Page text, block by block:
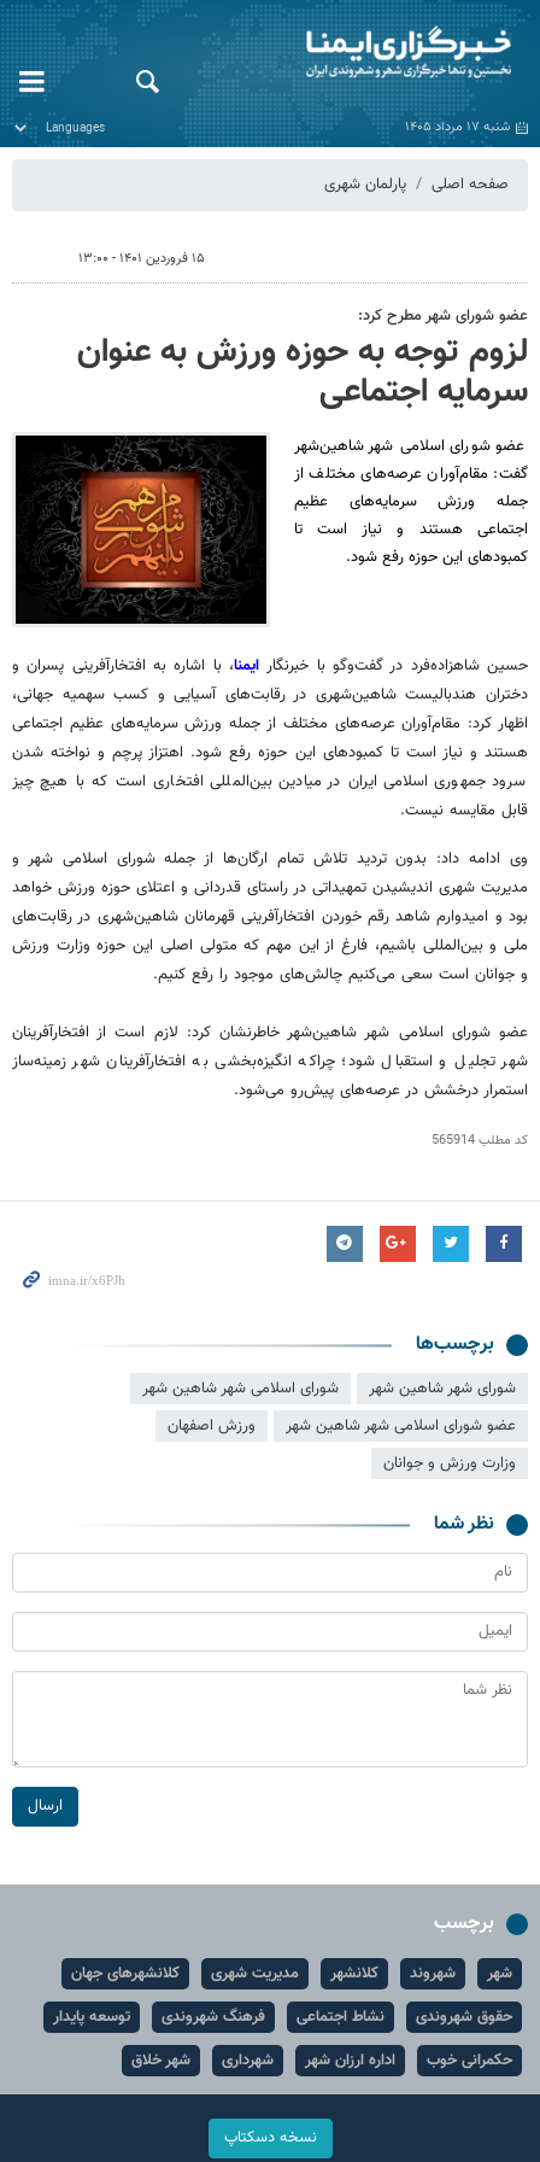
شنبه ۱۷ مرداد ۱۴۰۵
صفحه اصلی پارلمان شهری
۱۵ فروردین ۱۴۰۱ - ۱۳:۰۰
عضو شورای شهر مطرح کرد:
لزوم توجه به حوزه ورزش به عنوان
سرمایه اجتماعی
عضو شورای اسلامی شهر شاهین‌شهر
گفت: مقام‌آوران عرصه‌های مختلف از
جمله ورزش سرمایه‌های عظیم
اجتماعی هستند و نیاز است تا
کمبودهای این حوزه رفع شود.
حسین شاهزاده‌فرد در گفت‌وگو با خبرنگارایمنا، با اشاره به افتخارآفرینی پسران و
دختران هندبالیست شاهین‌شهری در رقابت‌های آسیایی و کسب سهمیه جهانی،
اظهار کرد: مقام‌آورانعرصه‌های مختلف از جمله ورزش سرمایه‌های عظیم اجتماعی
هستند و نیاز است تا کمبودهای این حوزه رفع شود. اهتزاز پرچم و نواخته شدن
سرود جمهوری اسلامی ایران در میادین بین‌المللی افتخاری است که با هیچ چیز
قابل مقایسه نیست.
وی ادامه داد: بدون تردید تلاش تمام ارگان‌ها از جمله شورای اسلامی شهر و
مدیریت شهری اندیشیدن تمهیداتی در راستای قدردانی و اعتلای حوزه ورزش خواهد
بود و امیدوارم شاهد رقم خوردن افتخارآفرینی قهرمانان شاهین‌شهری در رقابت‌های
ملی و بین‌المللی باشیم، فارغ از این مهم که متولی اصلی این حوزه وزارت ورزش
و جوانان است سعی می‌کنیم چالش‌های موجود را رفع کنیم.
عضو شورای اسلامی شهر شاهین‌شهر خاطرنشان کرد: لازم است از افتخارآفرینان
شهر تجلیل و استقبال شود؛ چراکه انگیزه‌بخشی به افتخارآفرینان شهر زمینه‌ساز
استمرار درخشش در عرصه‌های پیش‌رو می‌شود.
کد مطلب565914
برچسب‌ها
شورای شهر شاهین شهر
شورای اسلامی شهر شاهین شهر
عضو شورای اسلامی شهر شاهین شهر
ورزش اصفهان
وزارت ورزش و جوانان
نظر شما
ارسال
برچسب
شهر شهروند کلانشهر مدیریت شهری
کلانشهرهای جهان
حقوق شهروندی
نشاط اجتماعی فرهنگ شهروندی
توسعه پایدار
حکمرانی خوب
اداره ارزان شهر شهرداری شهر خلاق
نسخه دسکتاپ